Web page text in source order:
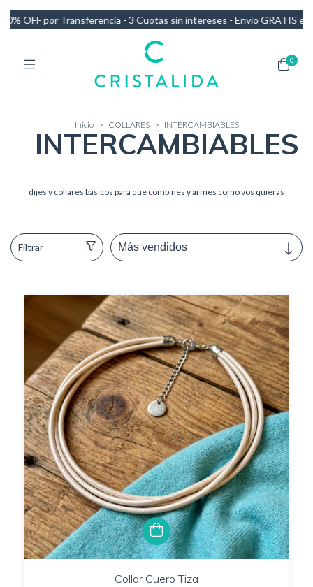
sin intereses - Envío GRATIS en compras de más de $140.000
0
Inicio > COLLARES > INTERCAMBIABLES
INTERCAMBIABLES
dijes y collares básicos para que combines y armes como vos quieras
Filtrar
Collar Cuero Tiza